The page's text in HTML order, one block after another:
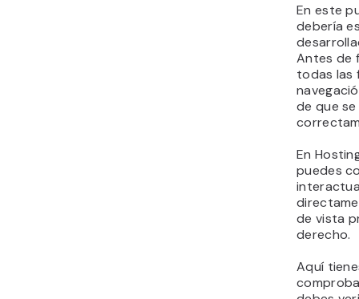
En este
debería
Antes de
todas las
de que
En
puedes
de vista
derecho.
Aquí